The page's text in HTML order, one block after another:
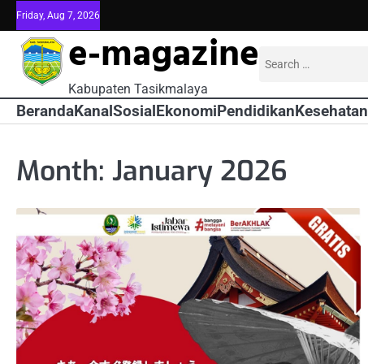
Skip
to
content
Friday, Aug 7, 2026
e-magazine
Kabupaten Tasikmalaya
Search
BerandaKanalSosialEkonomiPendidikanKesehatan
Month: January 2026